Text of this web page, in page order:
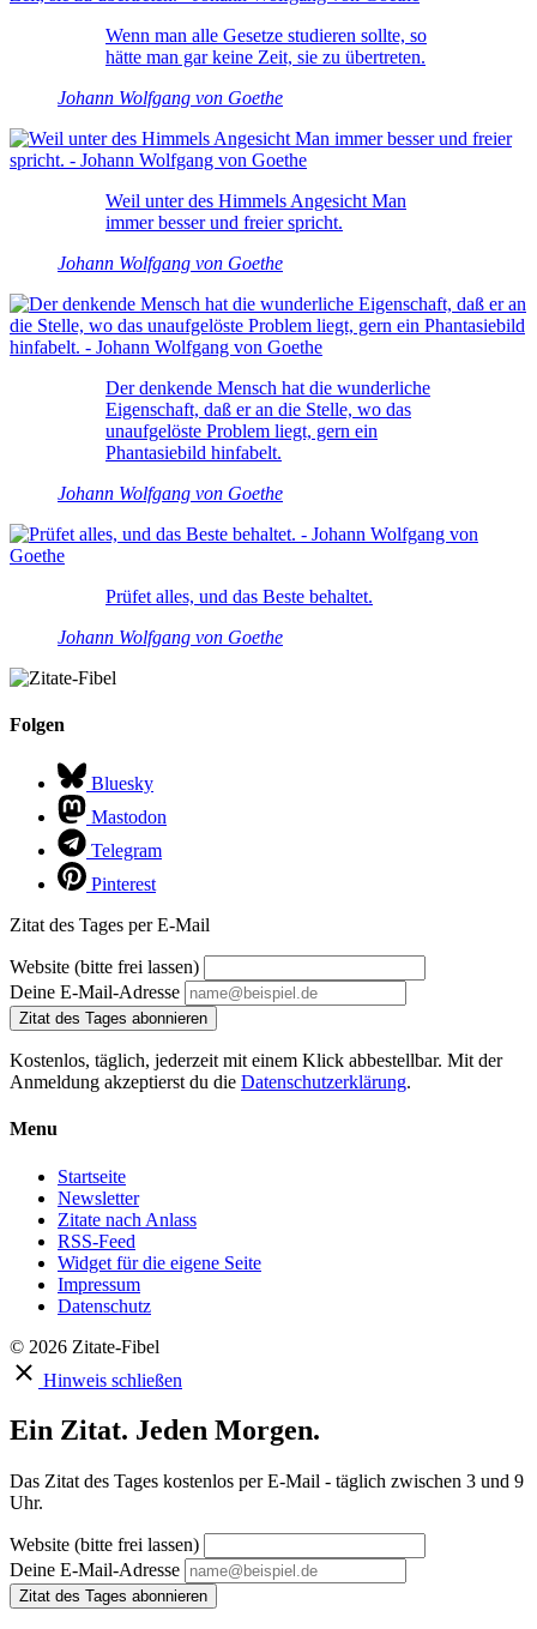
Wenn man alle Gesetze studieren sollte, so
hätte man gar keine Zeit, sie zu übertreten.
Johann Wolfgang von Goethe
Weil unter des Himmels Angesicht Man
immer besser und freier spricht.
Johann Wolfgang von Goethe
Der denkende Mensch hat die wunderliche
Eigenschaft, daß er an die Stelle, wo das
unaufgelöste Problem liegt, gern ein
Phantasiebild hinfabelt.
Johann Wolfgang von Goethe
Prüfet alles, und das Beste behaltet.
Johann Wolfgang von Goethe
Folgen
Bluesky
Mastodon
Telegram
Pinterest
Zitat des Tages per E-Mail
Website (bitte frei lassen)
Deine E-Mail-Adresse
Zitat des Tages abonnieren
Kostenlos, täglich, jederzeit mit einem Klick abbestellbar. Mit der
Anmeldung akzeptierst du die Datenschutzerklärung.
Menu
Startseite
Newsletter
Zitate nach Anlass
RSS-Feed
Widget für die eigene Seite
Impressum
Datenschutz
© 2026 Zitate-Fibel
Hinweis schließen
Ein Zitat. Jeden Morgen.
Das Zitat des Tages kostenlos per E-Mail - täglich zwischen 3 und 9
Uhr.
Website (bitte frei lassen)
Deine E-Mail-Adresse
Zitat des Tages abonnieren